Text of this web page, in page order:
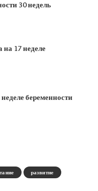
30 недель
17 неделе
беременности
развитие